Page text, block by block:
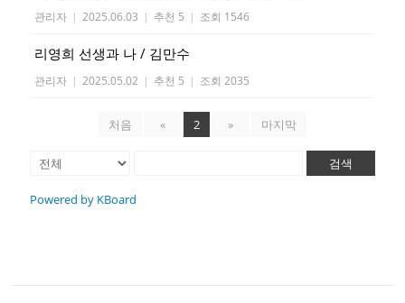
관리자 | 2025.06.03 | 추천 5 | 조회 1546
리영희 선생과 나 / 김만수
관리자 | 2025.05.02 | 추천 5 | 조회 2035
처음 « 2 » 마지막
검색
Powered by KBoard